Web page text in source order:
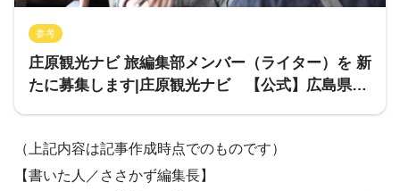
参考
庄原観光ナビ 旅編集部メンバー（ライター）を 新
たに募集します|庄原観光ナビ 【公式】広島県庄
（上記内容は記事作成時点でのものです）
【書いた人／ささかず編集長】